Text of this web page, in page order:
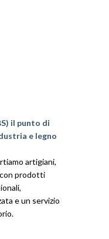
il punto di
e legno
artigiani,
prodotti
e un servizio